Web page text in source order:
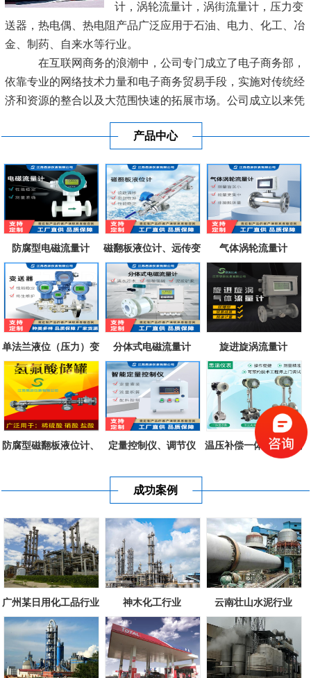
计，涡轮流量计，涡街流量计，压力变
送器，热电偶、热电阻产品广泛应用于石油、电力、化工、冶
金、制药、自来水等行业。
在互联网商务的浪潮中，公司专门成立了电子商务部，
依靠专业的网络技术力量和电子商务贸易手段，实施对传统经
济和资源的整合以及大范围快速的拓展市场。公司成立以来凭
了长期稳定的商业贸易伙伴关系。[查看详情]
产品中心
防腐型电磁流量计
磁翻板液位计、远传变
送器、磁致...
气体涡轮流量计
单法兰液位（压力）变
送器
分体式电磁流量计 旋进旋涡流量计
防腐型磁翻板液位计、
定量控制仪、调节仪
温压补偿一体式涡街流
成功案例
广州某日用化工品行业 神木化工行业 云南壮山水泥行业